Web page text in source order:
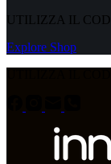
UTILIZZA IL
Explore Shop